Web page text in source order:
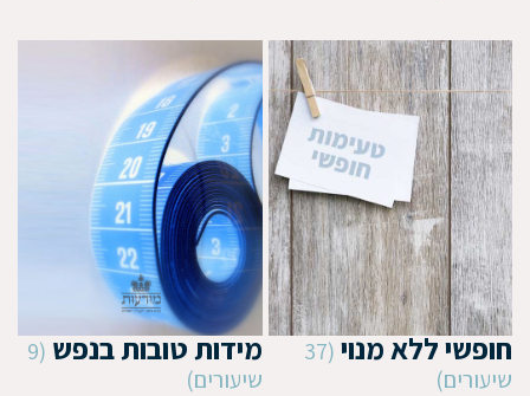
חופשי ללא מנוי (37
שיעורים)
מידות טובות בנפש (9
שיעורים)